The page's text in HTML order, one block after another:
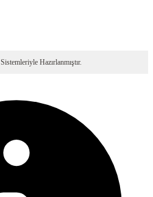
Sistemleriyle Hazırlanmıştır.